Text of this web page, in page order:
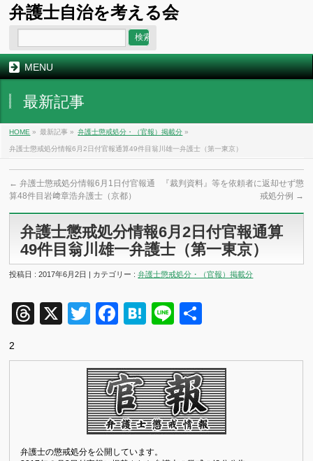
弁護士自治を考える会
MENU
最新記事
HOME » 最新記事 » 弁護士懲戒処分・（官報）掲載分 »
弁護士懲戒処分情報6月2日付官報通算49件目翁川雄一弁護士（第一東京）
← 弁護士懲戒処分情報6月1日付官報通
算48件目岩﨑章浩弁護士（京都）
『裁判資料』等を依頼者に返却せず懲
戒処分例 →
弁護士懲戒処分情報6月2日付官報通算
49件目翁川雄一弁護士（第一東京）
投稿日 : 2017年6月2日 | カテゴリー :弁護士懲戒処分・（官報）掲載分
Threads
X TwitterFacebook
Hatena
Line
2
弁護士の懲戒処分を公開しています。